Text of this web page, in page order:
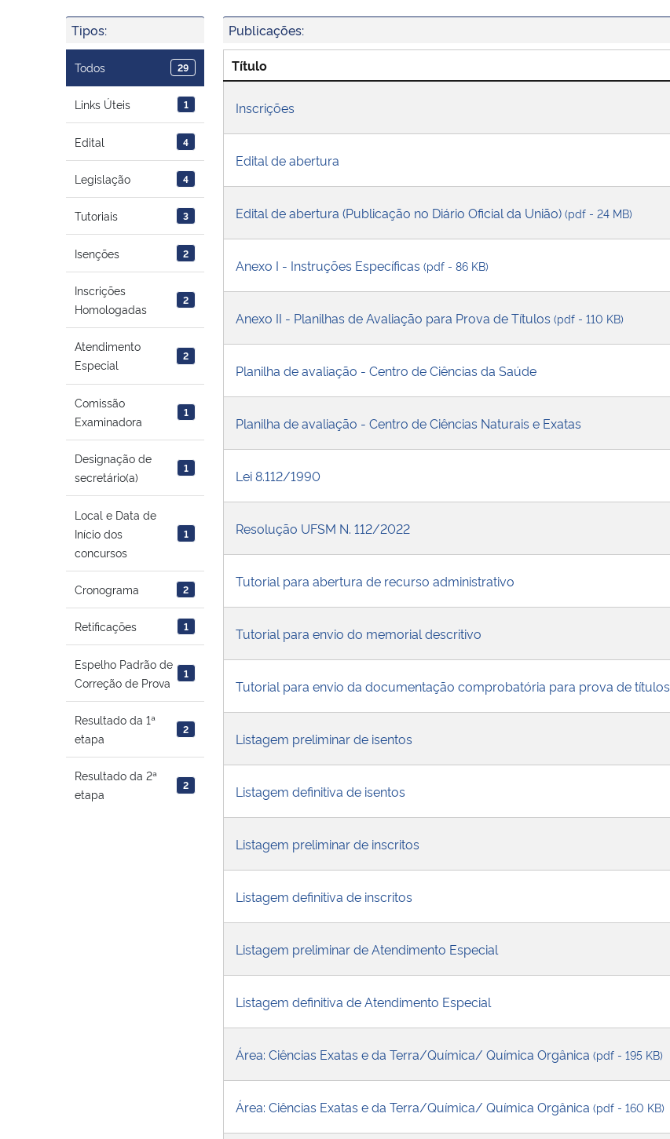
Tipos:
Todos 29
Links Úteis 1
Edital 4
Legislação 4
Tutoriais 3
Isenções 2
Inscrições
Homologadas
2
Atendimento
Especial
2
Comissão
Examinadora
1
Designação de
secretário(a)
1
Local e Data de
Início dos
concursos
1
Cronograma 2
Retificações 1
Espelho Padrão de
Correção de Prova
1
Resultado da 1ª
etapa
2
Resultado da 2ª
etapa
2
Publicações:
Título
Inscrições
Edital de abertura
Edital de abertura (Publicação no Diário Oficial da União) (pdf - 24 MB)
Anexo I - Instruções Específicas (pdf - 86 KB)
Anexo II - Planilhas de Avaliação para Prova de Títulos (pdf - 110 KB)
Planilha de avaliação - Centro de Ciências da Saúde
Planilha de avaliação - Centro de Ciências Naturais e Exatas
Lei 8.112/1990
Resolução UFSM N. 112/2022
Tutorial para abertura de recurso administrativo
Tutorial para envio do memorial descritivo
Tutorial para envio da documentação comprobatória para prova de títulos
Listagem preliminar de isentos
Listagem definitiva de isentos
Listagem preliminar de inscritos
Listagem definitiva de inscritos
Listagem preliminar de Atendimento Especial
Listagem definitiva de Atendimento Especial
Área: Ciências Exatas e da Terra/Química/ Química Orgânica (pdf - 195 KB)
Área: Ciências Exatas e da Terra/Química/ Química Orgânica (pdf - 160 KB)